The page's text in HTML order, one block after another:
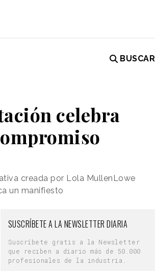
BUSCAR
celebra
creada por Lola MullenLowe
un manifiesto
SUSCRÍBETE A LA NEWSLETTER DIARIA
Suscríbete gratis a la Newsletter
que reciben a diario más de 50.000
profesionales de la industria.